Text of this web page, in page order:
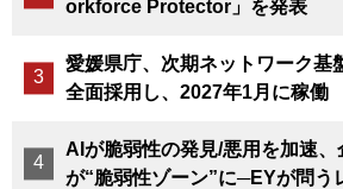
orkforce Protector」を発表
愛媛県庁、次期ネットワーク基
全面採用し、2027年1月に稼働
AIが脆弱性の発見/悪用を加速、
が“脆弱性ゾーン”に─EYが問う